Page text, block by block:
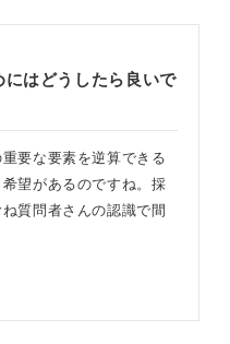
にはどうしたら良いで
要な要素を逆算できる
望があるのですね。採
質問者さんの認識で間